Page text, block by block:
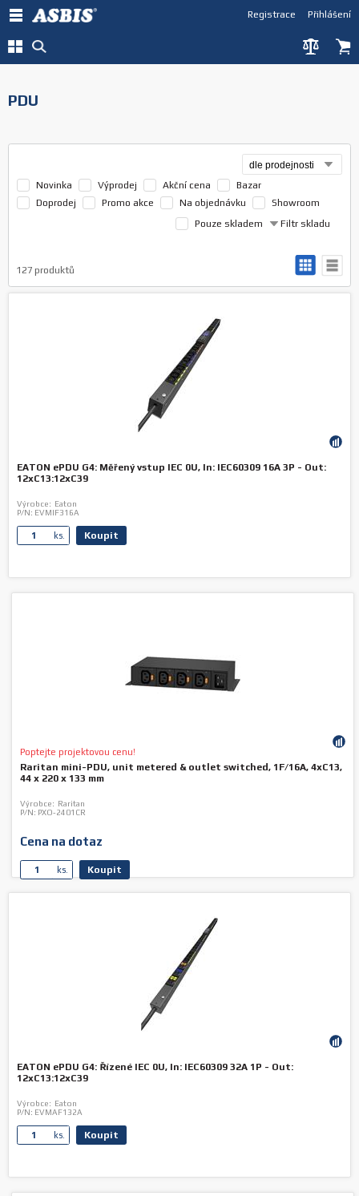
Přihlášení
Registrace
PDU
Novinka Výprodej Akční cena
Bazar
Doprodej
Promo akce Na objednávku
Showroom
Filtr skladu
Pouze skladem
127 produktů
EATON ePDU G4: Měřený vstup IEC 0U, In: IEC60309 16A 3P - Out:
12xC13:12xC39
Výrobce: Eaton
P/N: EVMIF316A
ks. Koupit
Poptejte projektovou cenu!
Raritan mini-PDU, unit metered & outlet switched, 1F/16A, 4xC13,
44 x 220 x 133 mm
Výrobce: Raritan
P/N: PXO-2401CR
Cena na dotaz
ks. Koupit
EATON ePDU G4: Řízené IEC 0U, In: IEC60309 32A 1P - Out:
12xC13:12xC39
Výrobce: Eaton
P/N: EVMAF132A
ks. Koupit